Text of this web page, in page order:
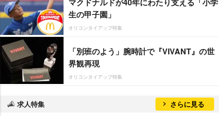
生の甲子園」
オリコンタイアップ特集
「別班のよう」腕時計で『VIVANT』の世
界観再現
オリコンタイアップ特集
求人特集 さらに見る